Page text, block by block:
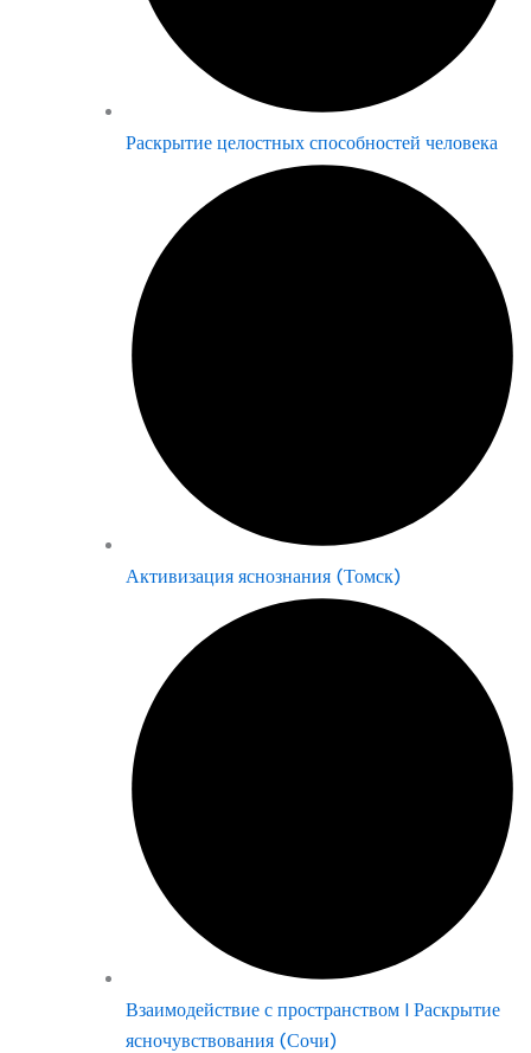
Раскрытие целостных способностей человека
Активизация яснознания (Томск)
Взаимодействие с пространством | Раскрытие
ясночувствования (Сочи)